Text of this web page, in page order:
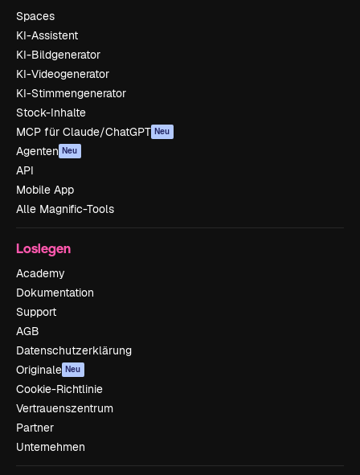
Spaces
KI-Assistent
KI-Bildgenerator
KI-Videogenerator
KI-Stimmengenerator
Stock-Inhalte
MCP für Claude/ChatGPT Neu
Agenten Neu
API
Mobile App
Alle Magnific-Tools
Loslegen
Academy
Dokumentation
Support
AGB
Datenschutzerklärung
Originale Neu
Cookie-Richtlinie
Vertrauenszentrum
Partner
Unternehmen